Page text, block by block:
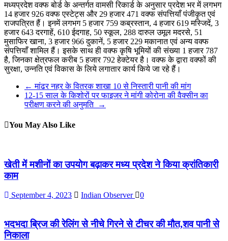
मध्यप्रदेश वक्फ बोर्ड के अन्तर्गत वामसी रिकार्ड के अनुसार प्रदेश भर में लगभग
14 हजार 926 वक्फ एस्टेट्स और 29 हजार 471 वक्फ संपत्तियाँ पंजीकृत एवं
राजपत्रित हैं। इनमें लगभग 5 हजार 759 कब्रस्तान, 4 हजार 619 मस्जिदें, 3
हजार 643 दरगाहें, 610 ईदगाह, 50 स्कूल, 288 दारुल उमूल मदरसे, 51
मुसाफिर खाना, 3 हजार 966 दुकानें, 5 हजार 229 मकानात एवं अन्य वक्फ
संपत्तियाँ शामिल हैं। इसके साथ ही वक्फ कृषि भूमियों की संख्या 1 हजार 787
है, जिनका क्षेत्रफल करीब 5 हजार 792 हेक्टेयर है। वक्फ के द्वारा वक्फों की
सुरक्षा, उन्नति एवं विकास के लिये लगातार कार्य किये जा रहे हैं।
← मांढर नहर के वितरक शाखा 10 से निस्तारी पानी की मांग
12-15 साल के किशोरों पर फाइजर ने मांगी कोरोना की वैक्सीन का
परीक्षण करने की अनुमति →
You May Also Like
खेती में मशीनों का उपयोग बढ़ाकर मध्य प्रदेश ने किया क्रांतिकारी
काम
September 4, 2023 Indian Observer 0
भदभदा ब्रिज की रेलिंग से नीचे गिरने से टीचर की मौत,शव पानी से
निकाला